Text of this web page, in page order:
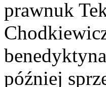
prawnuk
później